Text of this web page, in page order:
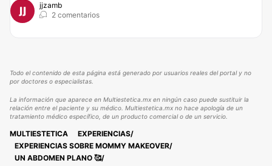
JJ
jjzamb
2 comentarios
Todo el contenido de esta página está generado por usuarios reales del portal y no
por doctores o especialistas.
La información que aparece en Multiestetica.mx en ningún caso puede sustituir la
relación entre el paciente y su médico. Multiestetica.mx no hace apología de un
tratamiento médico específico, de un producto comercial o de un servicio.
MULTIESTETICA
EXPERIENCIAS
EXPERIENCIAS SOBRE MOMMY MAKEOVER
UN ABDOMEN PLANO 🥰